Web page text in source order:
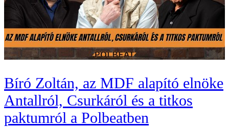
Bíró Zoltán, az MDF alapító elnöke
Antallról, Csurkáról és a titkos
paktumról a Polbeatben